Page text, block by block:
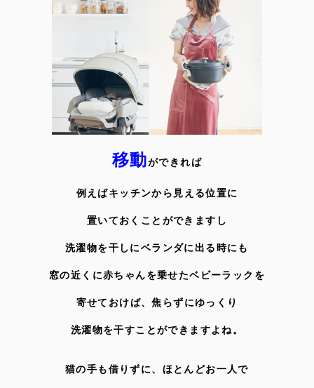
移動ができれば
例えばキッチンから見える位置に
置いておくことができますし
洗濯物を干しにベランダに出る時にも
窓の近くに赤ちゃんを乗せたベビーラックを
寄せておけば、焦らずにゆっくり
洗濯物を干すことができ ますよね。
猫の手も借りずに、ほとんどお一人で